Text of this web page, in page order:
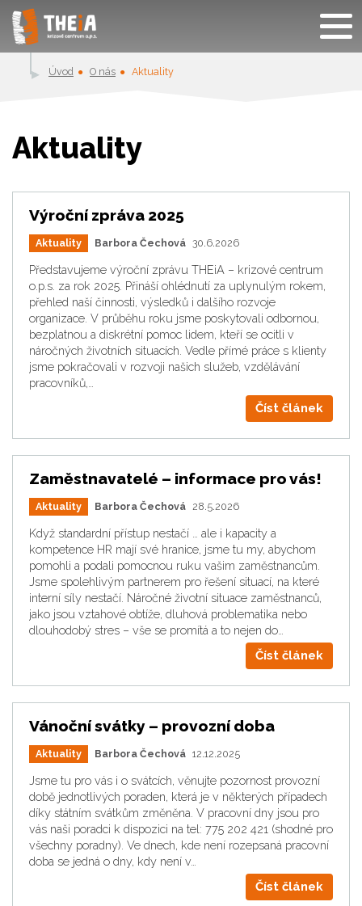
Úvod O nás Aktuality
Aktuality
Výroční zpráva 2025
Aktuality Barbora Čechová 30.6.2026
Představujeme výroční zprávu THEiA – krizové centrum
o.p.s. za rok 2025. Přináší ohlédnutí za uplynulým rokem,
přehled naší činnosti, výsledků i dalšího rozvoje
organizace. V průběhu roku jsme poskytovali odbornou,
bezplatnou a diskrétní pomoc lidem, kteří se ocitli v
náročných životních situacích. Vedle přímé práce s klienty
jsme pokračovali v rozvoji našich služeb, vzdělávání
pracovníků,…
Číst článek
Zaměstnavatelé – informace pro vás!
Aktuality Barbora Čechová 28.5.2026
Když standardní přístup nestačí … ale i kapacity a
kompetence HR mají své hranice, jsme tu my, abychom
pomohli a podali pomocnou ruku vašim zaměstnancům.
Jsme spolehlivým partnerem pro řešení situací, na které
interní síly nestačí. Náročné životní situace zaměstnanců,
jako jsou vztahové obtíže, dluhová problematika nebo
dlouhodobý stres – vše se promítá a to nejen do…
Číst článek
Vánoční svátky – provozní doba
Aktuality Barbora Čechová 12.12.2025
Jsme tu pro vás i o svátcích, věnujte pozornost provozní
době jednotlivých poraden, která je v některých případech
díky státním svátkům změněna. V pracovní dny jsou pro
vás naši poradci k dispozici na tel: 775 202 421 (shodné pro
všechny poradny). Ve dnech, kde není rozepsaná pracovní
doba se jedná o dny, kdy není v…
Číst článek